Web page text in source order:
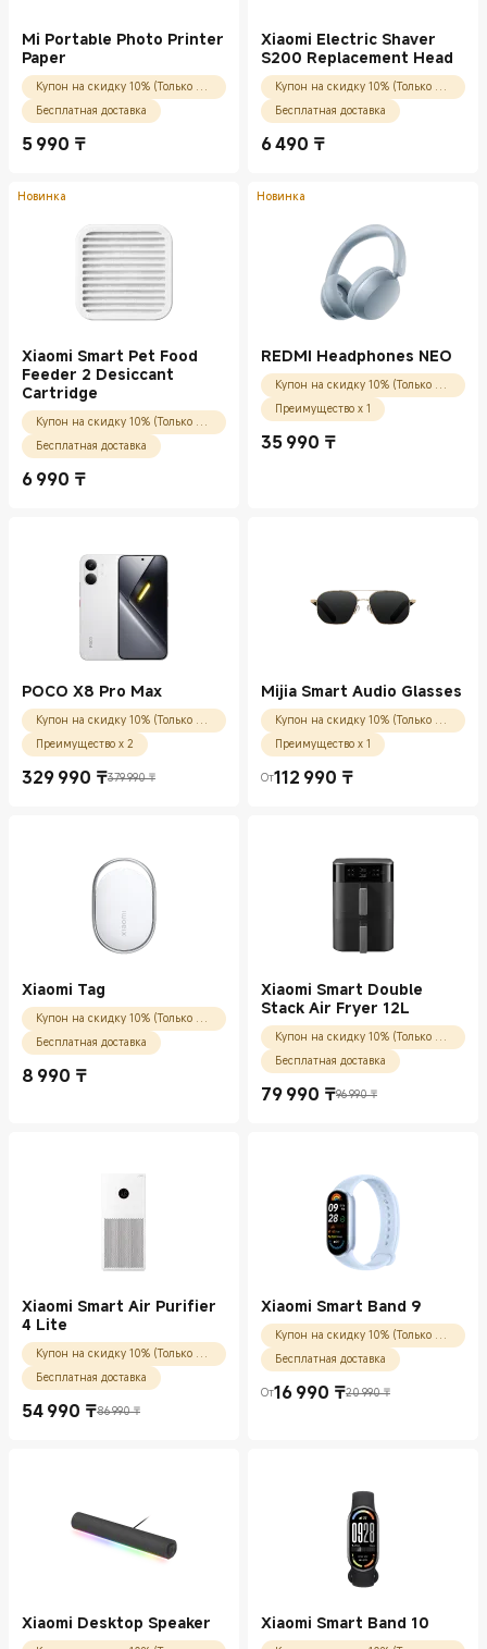
Mi Portable Photo Printer
Paper
Купон на скидку 10% (Только для новых пользователей)
Бесплатная доставка
5 990 ₸
Current Price ₸5990.00
Xiaomi Electric Shaver
S200 Replacement Head
Купон на скидку 10% (Только для новых пользователей)
Бесплатная доставка
6 490 ₸
Current Price ₸6490.00
Новинка
Xiaomi Smart Pet Food
Feeder 2 Desiccant
Cartridge
Купон на скидку 10% (Только для новых пользователей)
Бесплатная доставка
6 990 ₸
Current Price ₸6990.00
Новинка
REDMI Headphones NEO
Купон на скидку 10% (Только для новых пользователей)
Преимущество x 1
35 990 ₸
Current Price ₸35990.00
POCO X8 Pro Max
Купон на скидку 10% (Только для новых пользователей)
Преимущество x 2
329 990 ₸
Current Price ₸329990.00
379 990 ₸
Рекомендованная цена 379 990 ₸
Mijia Smart Audio Glasses
Купон на скидку 10% (Только для новых пользователей)
Преимущество x 1
От112 990 ₸
Current Price ₸112990.00
Xiaomi Tag
Купон на скидку 10% (Только для новых пользователей)
Бесплатная доставка
8 990 ₸
Current Price ₸8990.00
Xiaomi Smart Double
Stack Air Fryer 12L
Купон на скидку 10% (Только для новых пользователей)
Бесплатная доставка
79 990 ₸
Current Price ₸79990.00
96 990 ₸
Рекомендованная цена 96 990 ₸
Xiaomi Smart Air Purifier
4 Lite
Купон на скидку 10% (Только для новых пользователей)
Бесплатная доставка
54 990 ₸
Current Price ₸54990.00
86 990 ₸
Рекомендованная цена 86 990 ₸
Xiaomi Smart Band 9
Купон на скидку 10% (Только для новых пользователей)
Бесплатная доставка
От16 990 ₸
Current Price ₸16990.00
20 990 ₸
Рекомендованная цена 20 990 ₸
Xiaomi Desktop Speaker Xiaomi Smart Band 10